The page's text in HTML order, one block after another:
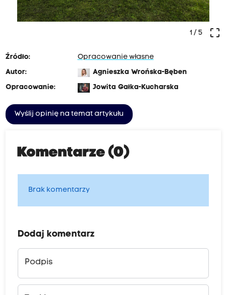
crop_free
1 / 5
Źródło:
Opracowanie własne
Autor:
Agnieszka Wrońska-Bęben
Opracowanie:
Jowita Gałka-Kucharska
Wyślij opinię na temat artykułu
Komentarze (0)
Brak komentarzy
Dodaj komentarz
Podpis